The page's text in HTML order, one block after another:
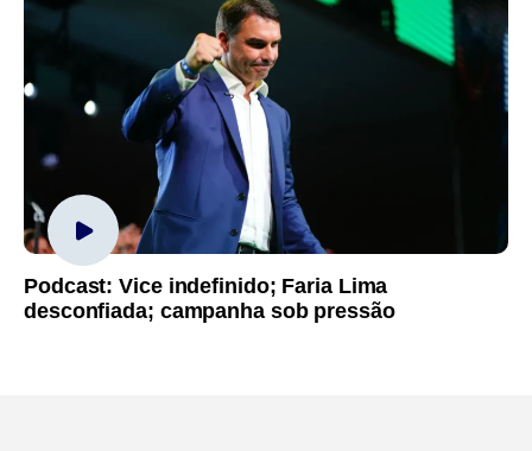
Podcast: Vice indefinido; Faria Lima
desconfiada; campanha sob pressão